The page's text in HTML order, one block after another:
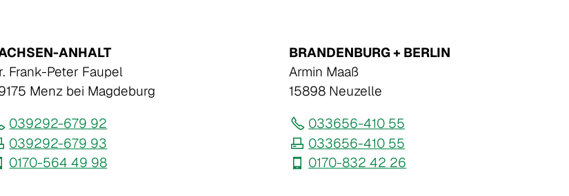
ANHALT
Frank-Peter Faupel
Menz bei Magdeburg
039292-679 92
039292-679 93
0170-564 49 98
BRANDENBURG + BERLIN
Armin Maaß
15898 Neuzelle
033656-410 55
033656-410 55
0170-832 42 26